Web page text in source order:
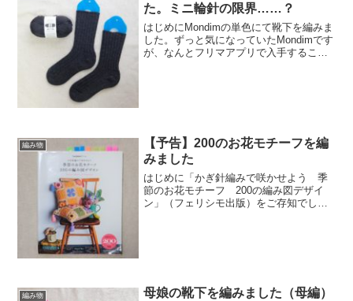
た。ミニ輪針の限界……？
はじめにMondimの単色にて靴下を編みま
した。ずっと気になっていたMondimです
が、なんとフリマアプリで入手すること
編み物
【予告】200のお花モチーフを編
みました
はじめに「かぎ針編みで咲かせよう 季
節のお花モチーフ 200の編み図デザイ
ン」（フェリシモ出版）をご存知でしょ
編み物 母娘の靴下を編みました（母編）